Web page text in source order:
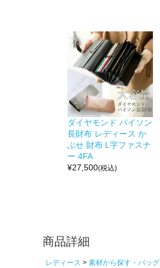
ダイヤモンド パイソン
長財布 レディース か
ぶせ 財布 L字ファスナ
ー 4FA
¥27,500(税込)
商品詳細
レディース 素材から探す・バッグ